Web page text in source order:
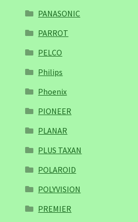
PANASONIC
PARROT
PELCO
Philips
Phoenix
PIONEER
PLANAR
PLUS TAXAN
POLAROID
POLYVISION
PREMIER